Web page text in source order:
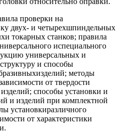
проверки на
двух- и четырехшпиндельных
токарных станков; правила
испециального
универсальных и
и способы
методы
от твердости
способы установки и
и изделий при комплектной
установкиразличного
от характеристики